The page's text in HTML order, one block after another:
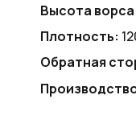
Высота
Плотность:
Обратная